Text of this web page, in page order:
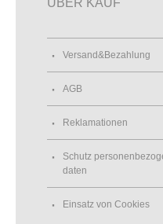
ÜBER KAUF
Versand&Bezahlung
AGB
Reklamationen
Schutz
daten
Einsatz von Cookies